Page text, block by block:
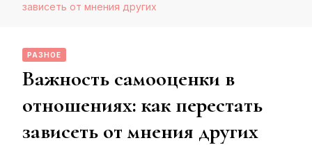
зависеть от мнения других
РАЗНОЕ
Важность самооценки в
отношениях: как перестать
зависеть от мнения других